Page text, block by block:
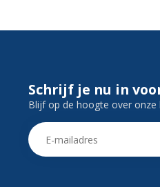
Schrijf je nu in
Blijf op de hoogte over onze